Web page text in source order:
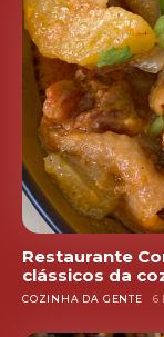
Restaurante
clássicos da
COZINHA DA GENTE 6